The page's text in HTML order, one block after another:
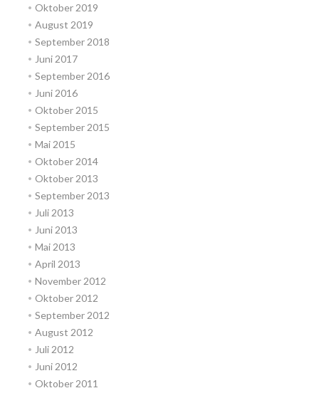
Oktober 2019
August 2019
September 2018
Juni 2017
September 2016
Juni 2016
Oktober 2015
September 2015
Mai 2015
Oktober 2014
Oktober 2013
September 2013
Juli 2013
Juni 2013
Mai 2013
April 2013
November 2012
Oktober 2012
September 2012
August 2012
Juli 2012
Juni 2012
Oktober 2011